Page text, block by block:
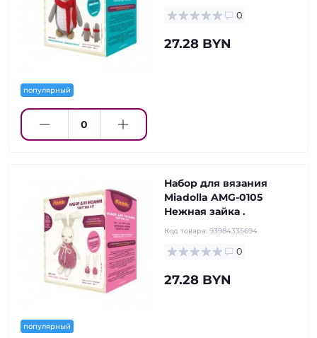
популярный
0
27.28 BYN
популярный
Набор для вязания
Miadolla AMG-0105
Нежная зайка .
Код товара: 93984335694
0
27.28 BYN